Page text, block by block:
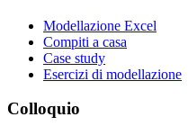
Modellazione Excel
Compiti a casa
Case study
Esercizi di modellazione
Colloquio